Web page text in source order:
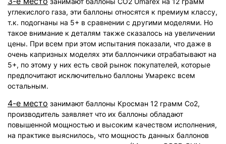
углекислого газа, эти баллоны относятся к премиум классу,
т.к. подогнаны на 5+ в сравнении с другими моделями. Но
такое внимание к деталям также сказалось на увеличении
цены. При всем при этом испытания показали, что даже в
очень капризных моделях эти баллончики отрабатывают на
5+, по этому у них есть свой рынок покупателей, которые
предпочитают исключительно баллоны Умарекс всем
остальным.
4-е место занимают баллоны Кросман 12 грамм Со2,
производитель заявляет что их баллоны обладают
повышенной мощностью и высоким качеством исполнения,
на практике выяснилось, что мощность данных баллонов